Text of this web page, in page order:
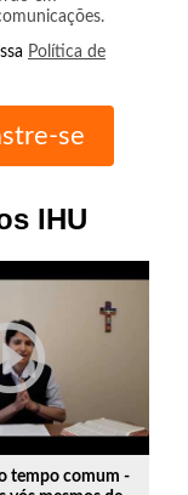
Política de
IHU
tempo comum -